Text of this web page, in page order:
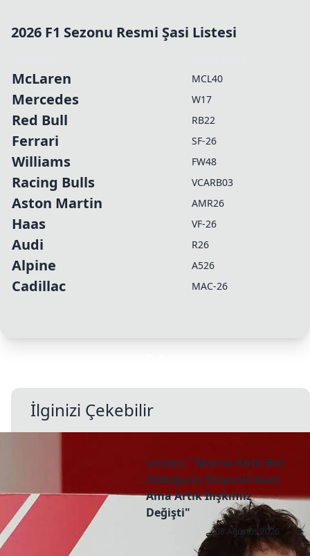
2026 F1 Sezonu Resmi Şasi Listesi
McLaren
MCL40
Mercedes W17
Red Bull RB22
Ferrari SF-26
Williams FW48
Racing Bulls VCARB03
Aston Martin AMR26
Haas VF-26
Audi R26
Alpine A526
Cadillac MAC-26
İlginizi Çekebilir
Leclerc: "Max'in Kötü Biri
Olduğunu Düşünürdüm
Ama Artık İlişkimiz
Değişti"
08 Ağustos 2026